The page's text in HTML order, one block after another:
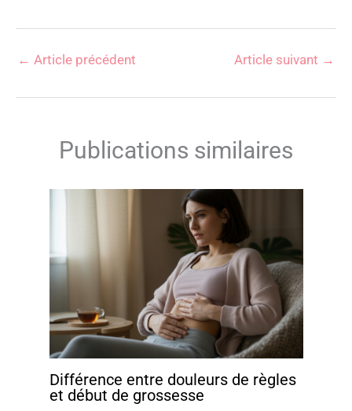
← Article précédent Article suivant →
Publications similaires
Différence entre douleurs de règles
et début de grossesse